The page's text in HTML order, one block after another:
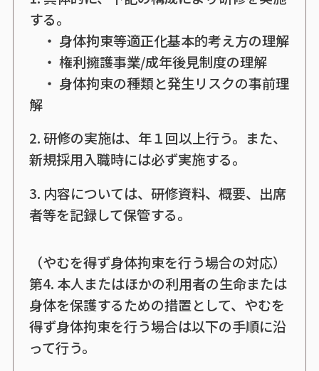
する。
・ 身体拘束等適正化基本的考え方の理解
・ 権利擁護事業/成年後見制度の理解
・ 身体拘束の種類と発生リスクの事前理
解
2. 研修の実施は、年１回以上行う。また、
新規採用入職時には必ず実施する。
3. 内容については、研修資料、概要、出席
者等を記録して保管する。
（やむを得ず身体拘束を行う場合の対応）
第4. 本人またはほかの利用者の生命または
身体を保護するための措置として、やむを
得ず身体拘束を行う場合は以下の手順に沿
って行う。